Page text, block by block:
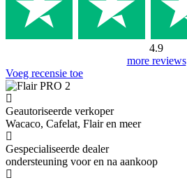
4.9
more reviews
Voeg recensie toe
Geautoriseerde verkoper
Wacaco, Cafelat, Flair en meer
Gespecialiseerde dealer
ondersteuning voor en na aankoop